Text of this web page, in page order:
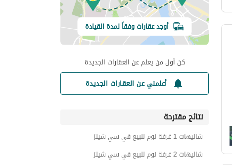
أوجد عقارات وفقاً لمدة القيادة
كن أول من يعلم عن العقارات الجديدة
أعلمني عن العقارات الجديدة
نتائج مقترحة
شاليهات 1 غرفة نوم للبيع في سي شيلز
شاليهات 2 غرفة نوم للبيع في سي شيلز